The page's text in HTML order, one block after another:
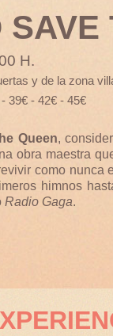
SAVE
H.
y de la zona
39€ - 42€ - 45€
Queen,
obra maestra
como nunca
himnos
Radio Gaga.